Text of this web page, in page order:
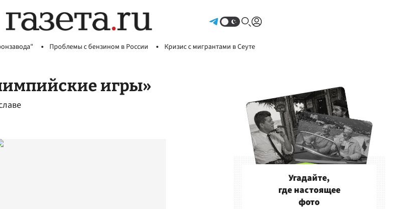
Проблемы с бензином в России Кризис с мигрантами в Сеуте
игры»
Угадайте,
где настоящее
фото